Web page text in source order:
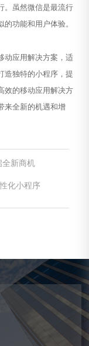
。虽然微信是最流行
功能和用户体验。
动应用解决方案，适
造独特的小程序，提
效的移动应用解决方
来全新的机遇和增
全新商机
化小程序